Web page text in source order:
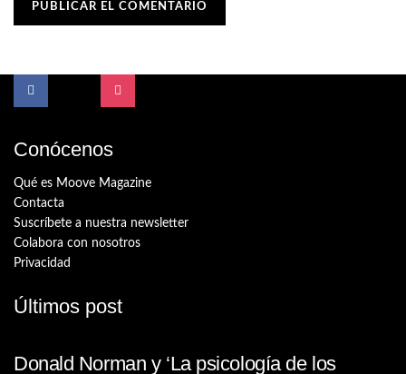
Conócenos
Qué es Moove Magazine
Contacta
Suscríbete a nuestra newsletter
Colabora con nosotros
Privacidad
Últimos post
Donald Norman y ‘La psicología de los